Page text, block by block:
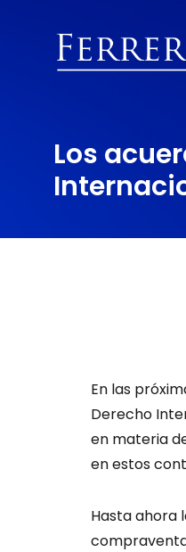
Los
En las
Derecho
en materia
en estos
Hasta ahora